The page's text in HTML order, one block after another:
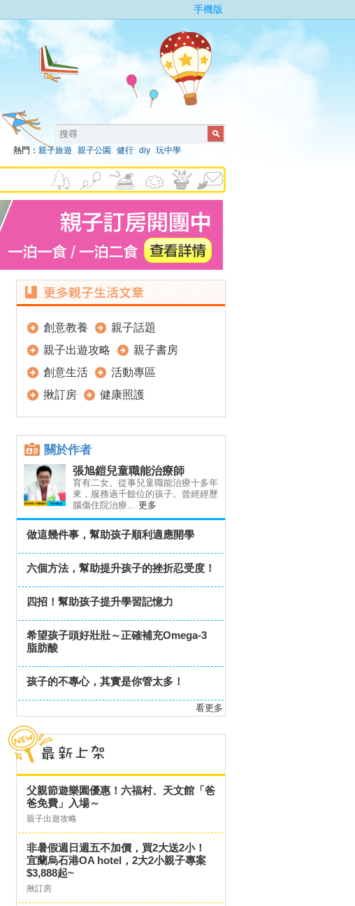
手機版
熱門： 親子旅遊 親子公園 健行 diy 玩中學
創意教養
親子話題
親子出遊攻略
親子書房
創意生活
活動專區
揪訂房
健康照護
關於作者
張旭鎧兒童職能治療師
育有二女。從事兒童職能治療十多年
來，服務過千餘位的孩子。曾經經歷
腦傷住院治療... 更多
做這幾件事，幫助孩子順利適應開學
六個方法，幫助提升孩子的挫折忍受度！
四招！幫助孩子提升學習記憶力
希望孩子頭好壯壯～正確補充Omega-3
脂肪酸
孩子的不專心，其實是你管太多！
看更多
父親節遊樂園優惠！六福村、天文館「爸
爸免費」入場～
親子出遊攻略
非暑假週日週五不加價，買2大送2小！
宜蘭烏石港OA hotel，2大2小親子專案
$3,888起~
揪訂房